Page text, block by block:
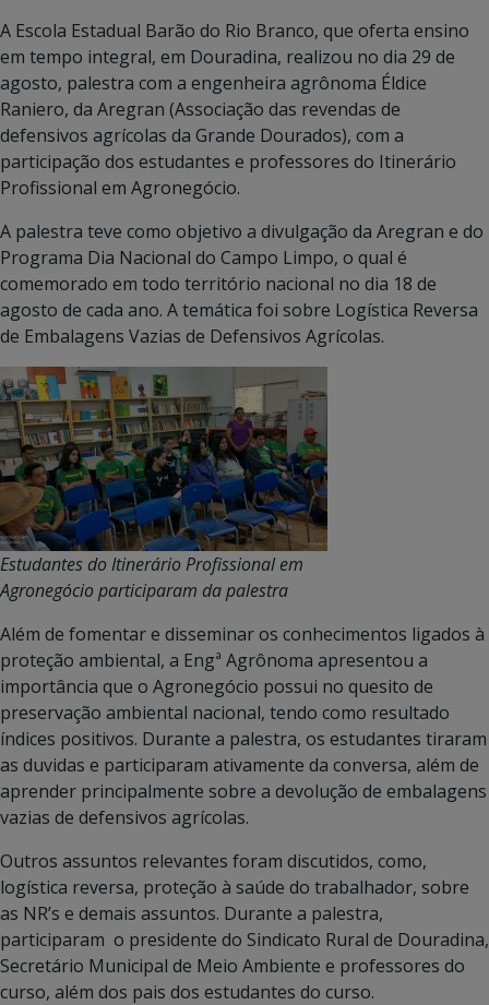
A Escola Estadual Barão do Rio Branco, que oferta ensino
em tempo integral, em Douradina, realizou no dia 29 de
agosto, palestra com a engenheira agrônoma Éldice
Raniero, da Aregran (Associação das revendas de
defensivos agrícolas da Grande Dourados), com a
participação dos estudantes e professores do Itinerário
Profissional em Agronegócio.
A palestra teve como objetivo a divulgação da Aregran e do
Programa Dia Nacional do Campo Limpo, o qual é
comemorado em todo território nacional no dia 18 de
agosto de cada ano. A temática foi sobre Logística Reversa
de Embalagens Vazias de Defensivos Agrícolas.
Estudantes do Itinerário Profissional em
Agronegócio participaram da palestra
Além de fomentar e disseminar os conhecimentos ligados à
proteção ambiental, a Engª Agrônoma apresentou a
importância que o Agronegócio possui no quesito de
preservação ambiental nacional, tendo como resultado
índices positivos. Durante a palestra, os estudantes tiraram
as duvidas e participaram ativamente da conversa, além de
aprender principalmente sobre a devolução de embalagens
vazias de defensivos agrícolas.
Outros assuntos relevantes foram discutidos, como,
logística reversa, proteção à saúde do trabalhador, sobre
as NR’s e demais assuntos. Durante a palestra,
participaram o presidente do Sindicato Rural de Douradina,
Secretário Municipal de Meio Ambiente e professores do
curso, além dos pais dos estudantes do curso.